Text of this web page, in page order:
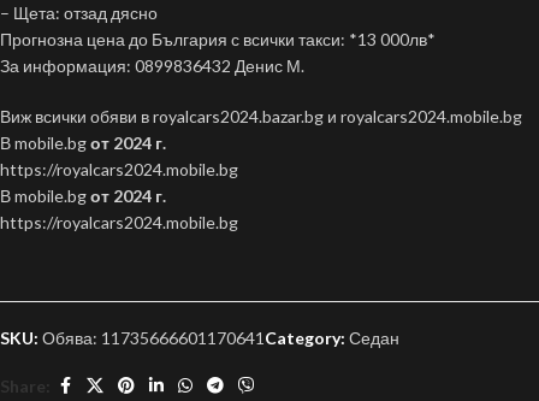
– Щета: отзад дясно
Прогнозна цена до България с всички такси: *13 000лв*
За информация: 0899836432 Денис М.
Виж всички обяви в royalcars2024.bazar.bg и royalcars2024.mobile.bg
В mobile.bgот 2024 г.
https://royalcars2024.mobile.bg
В mobile.bgот 2024 г.
https://royalcars2024.mobile.bg
SKU: Обява: 11735666601170641 Category: Седан
Share: